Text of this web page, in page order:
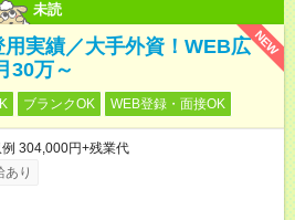
未読
NEW
実績／大手外資！WEB広
30万～
ブランクOK WEB登録・面接OK
304,000円+残業代
あり